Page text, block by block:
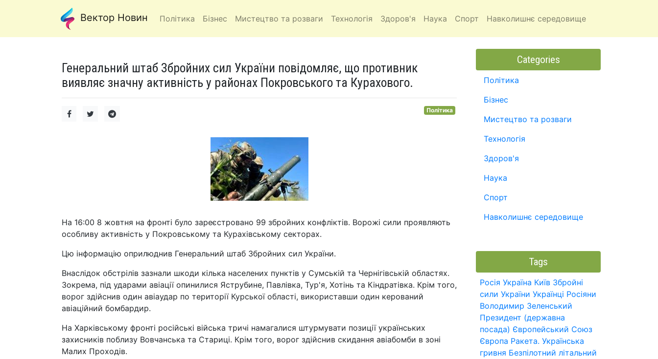
Вектор Новин Політика Бізнес Мистецтво та розваги Технологія Здоров'я Наука Спорт Навколишнє середовище
Генеральний штаб Збройних сил України повідомляє, що противник
виявляє значну активність у районах Покровського та Курахового.
Політика
На 16:00 8 жовтня на фронті було зареєстровано 99 збройних конфліктів. Ворожі сили проявляють
особливу активність у Покровському та Курахівському секторах.
Цю інформацію оприлюднив Генеральний штаб Збройних сил України.
Внаслідок обстрілів зазнали шкоди кілька населених пунктів у Сумській та Чернігівській областях.
Зокрема, під ударами авіації опинилися Яструбине, Павлівка, Тур'я, Хотінь та Кіндратівка. Крім того,
ворог здійснив один авіаудар по території Курської області, використавши один керований
авіаційний бомбардир.
На Харківському фронті російські війська тричі намагалися штурмувати позиції українських
захисників поблизу Вовчанська та Стариці. Крім того, ворог здійснив скидання авіабомби в зоні
Малих Проходів.
Categories
Політика
Бізнес
Мистецтво та розваги
Технологія
Здоров'я
Наука
Спорт
Навколишнє середовище
Tags
Росія Україна Київ Збройні
сили України Українці Росіяни
Володимир Зеленський
Президент (державна
посада) Європейський Союз
Європа Ракета. Українська
гривня Безпілотний літальний